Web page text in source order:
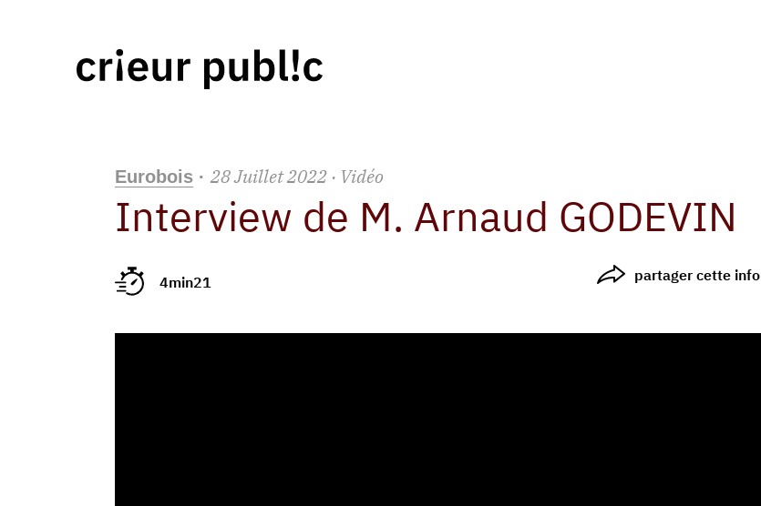
Eurobois · 28Juillet2022 · Vidéo
Interview de M. Arnaud GODEVIN
4min21 partager cette info